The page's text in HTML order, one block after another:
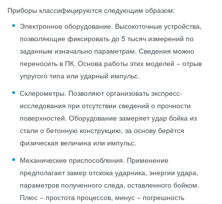
Приборы классифицируются следующим образом:
Электронное оборудование. Высокоточные устройства,
позволяющие фиксировать до 5 тысяч измерений по
заданным изначально параметрам. Сведения можно
переносить в ПК. Основа работы этих моделей − отрыв
упругого типа или ударный импульс.
Склерометры. Позволяют организовать экспресс-
исследования при отсутствии сведений о прочности
поверхностей. Оборудование замеряет удар бойка из
стали о бетонную конструкцию, за основу берётся
физическая величина или импульс.
Механические приспособления. Применение
предполагает замер отскока ударника, энергии удара,
параметров полученного следа, оставленного бойком.
Плюс − простота процессов, минус − погрешность